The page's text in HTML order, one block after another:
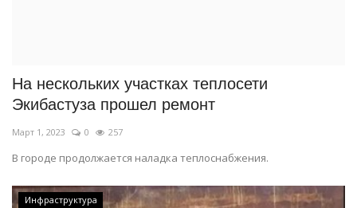
На нескольких участках теплосети
Экибастуза прошел ремонт
Март 1, 2023 0 257
В городе продолжается наладка теплоснабжения.
Инфраструктура